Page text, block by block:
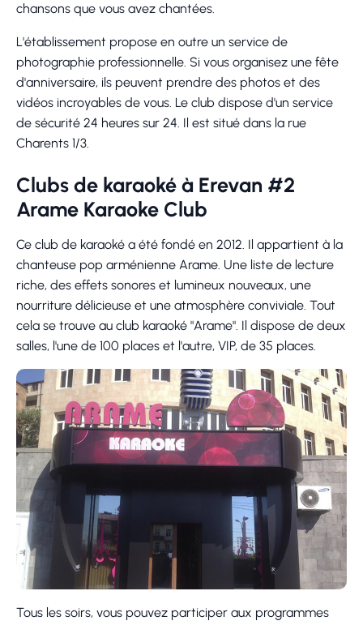
chansons que vous avez chantées.
L'établissement propose en outre un service de
photographie professionnelle. Si vous organisez une fête
d'anniversaire, ils peuvent prendre des photos et des
vidéos incroyables de vous. Le club dispose d'un service
de sécurité 24 heures sur 24. Il est situé dans la rue
Charents 1/3.
Clubs de karaoké à Erevan #2
Arame Karaoke Club
Ce club de karaoké a été fondé en 2012. Il appartient à la
chanteuse pop arménienne Arame. Une liste de lecture
riche, des effets sonores et lumineux nouveaux, une
nourriture délicieuse et une atmosphère conviviale. Tout
cela se trouve au club karaoké "Arame". Il dispose de deux
salles, l'une de 100 places et l'autre, VIP, de 35 places.
Tous les soirs, vous pouvez participer aux programmes